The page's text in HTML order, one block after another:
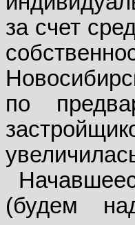
за счет
по
(будем